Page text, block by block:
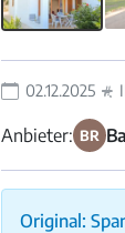
02.12.2025
Anbieter: BR
Original: